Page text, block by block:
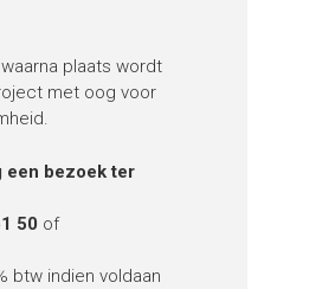
plaats wordt
met oog voor
een bezoek ter
50 of
btw indien voldaan